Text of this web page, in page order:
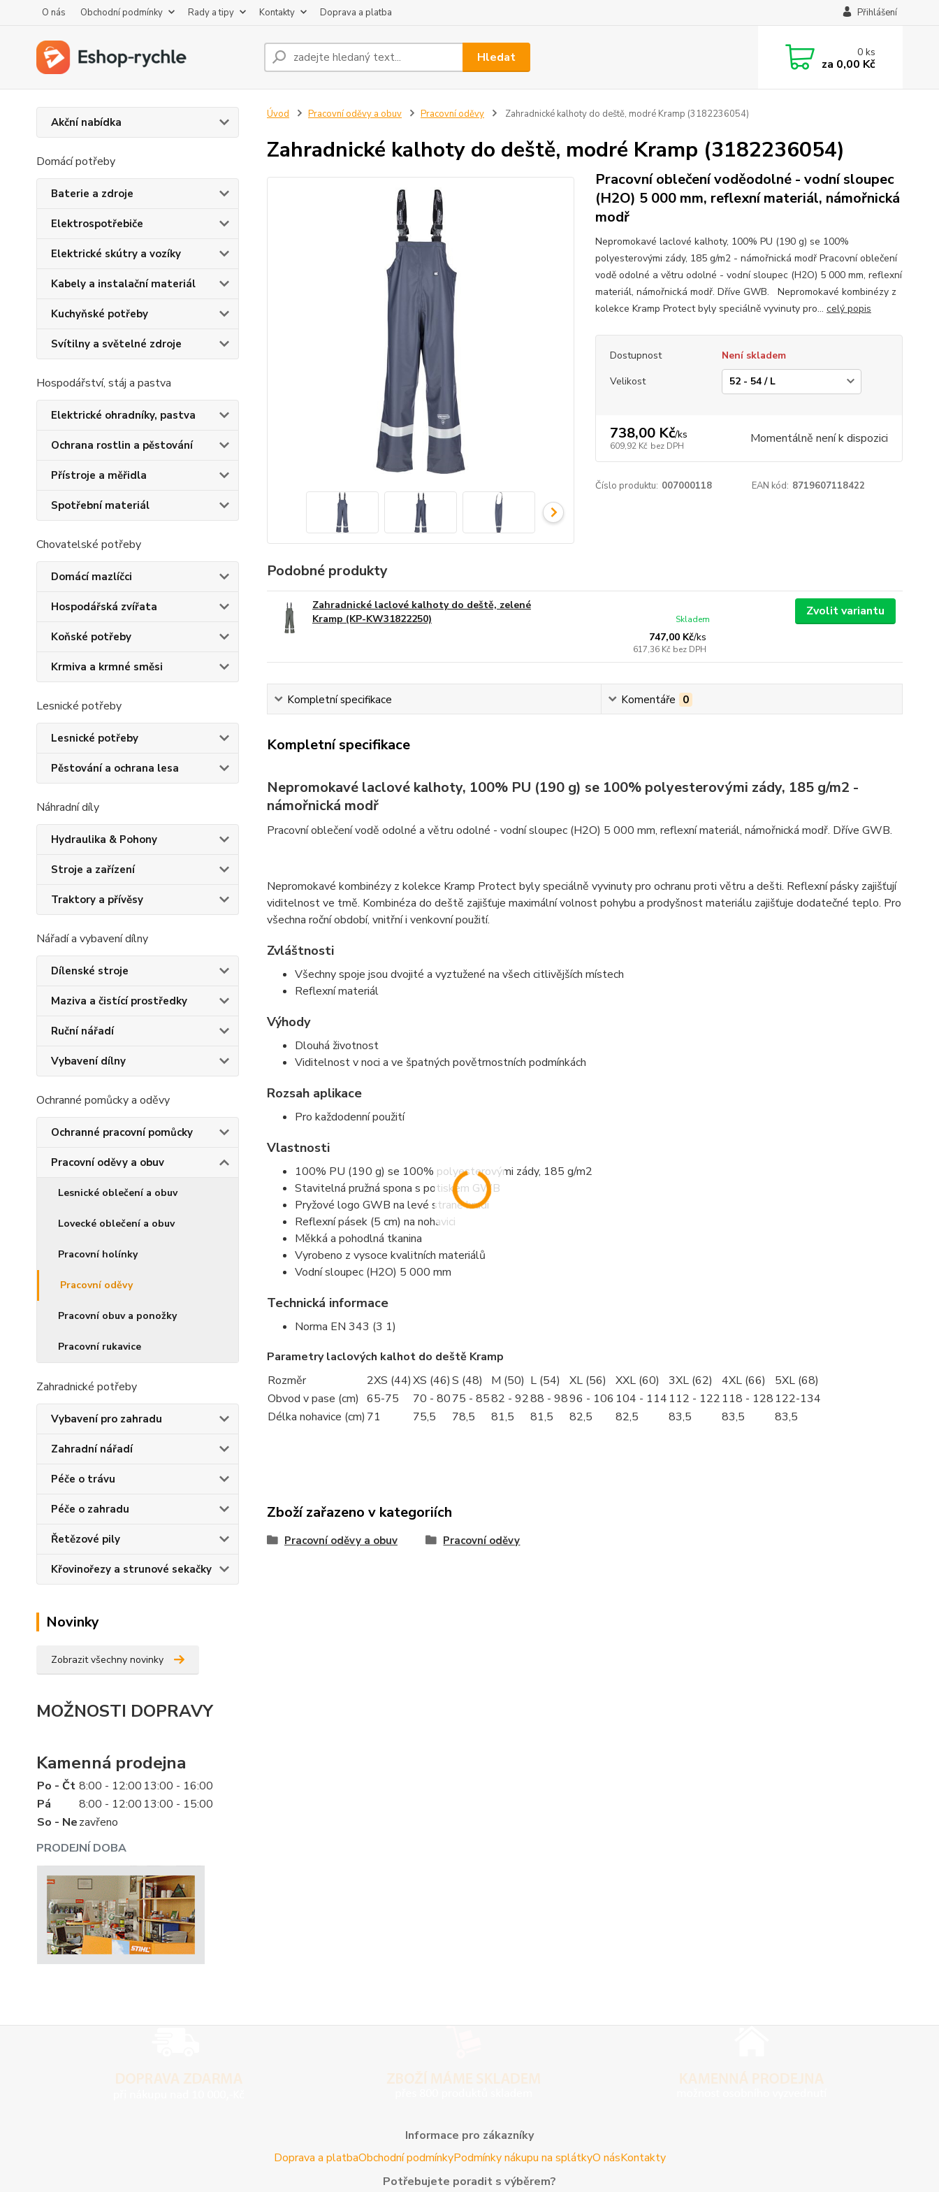
O nás Obchodní podmínky Rady a tipy Kontakty Doprava a platba Přihlášení
Hledat 0ks
za 0,00 Kč
Akční nabídka
Domácí potřeby
Baterie a zdroje
Elektrospotřebiče
Elektrické skútry a vozíky
Kabely a instalační materiál
Kuchyňské potřeby
Svítilny a světelné zdroje
Hospodářství, stáj a pastva
Elektrické ohradníky, pastva
Ochrana rostlin a pěstování
Přístroje a měřidla
Spotřební materiál
Chovatelské potřeby
Domácí mazlíčci
Hospodářská zvířata
Koňské potřeby
Krmiva a krmné směsi
Lesnické potřeby
Lesnické potřeby
Pěstování a ochrana lesa
Náhradní díly
Hydraulika & Pohony
Stroje a zařízení
Traktory a přívěsy
Nářadí a vybavení dílny
Dílenské stroje
Maziva a čistící prostředky
Ruční nářadí
Vybavení dílny
Ochranné pomůcky a oděvy
Ochranné pracovní pomůcky
Pracovní oděvy a obuv
Lesnické oblečení a obuv
Lovecké oblečení a obuv
Pracovní holínky
Pracovní oděvy
Pracovní obuv a ponožky
Pracovní rukavice
Zahradnické potřeby
Vybavení pro zahradu
Zahradní nářadí
Péče o trávu
Péče o zahradu
Řetězové pily
Křovinořezy a strunové sekačky
Novinky
Zobrazit všechny novinky
MOŽNOSTI DOPRAVY
Kamenná prodejna
PRODEJNÍ DOBA
Po - Čt 8:00 - 12:00 13:00 - 16:00
Pá
8:00 - 12:00 13:00 - 15:00
So - Nezavřeno
Úvod Pracovní oděvy a obuv Pracovní oděvy Zahradnické kalhoty do deště, modré Kramp (3182236054)
Zahradnické kalhoty do deště, modré Kramp (3182236054)
Pracovní oblečení voděodolné - vodní sloupec
(H2O) 5 000 mm, reflexní materiál, námořnická
modř
Nepromokavé laclové kalhoty, 100% PU (190 g) se 100%
polyesterovými zády, 185 g/m2 - námořnická modř Pracovní oblečení
vodě odolné a větru odolné - vodní sloupec (H2O) 5 000 mm, reflexní
materiál, námořnická modř. Dříve GWB. Nepromokavé kombinézy z
kolekce Kramp Protect byly speciálně vyvinuty pro... celý popis
Dostupnost
Není skladem
Velikost
738,00 Kč/ks
609,92 Kč bez DPH Momentálně není k dispozici
Číslo produktu: 007000118 EAN kód: 8719607118422
Podobné produkty
Zahradnické laclové kalhoty do deště, zelené
Kramp (KP-KW31822250)
747,00 Kč/ks
617,36 Kč bez DPH
Skladem
Zvolit variantu
Kompletní specifikace Komentáře 0
Kompletní specifikace
Nepromokavé laclové kalhoty, 100% PU (190 g) se 100% polyesterovými zády, 185 g/m2 -
námořnická modř
Pracovní oblečení vodě odolné a větru odolné - vodní sloupec (H2O) 5 000 mm, reflexní materiál, námořnická modř. Dříve GWB.
Nepromokavé kombinézy z kolekce Kramp Protect byly speciálně vyvinuty pro ochranu proti větru a dešti. Reflexní pásky zajišťují
viditelnost ve tmě. Kombinéza do deště zajišťuje maximální volnost pohybu a prodyšnost materiálu zajišťuje dodatečné teplo. Pro
všechna roční období, vnitřní i venkovní použití.
Zvláštnosti
Všechny spoje jsou dvojité a vyztužené na všech citlivějších místech
Reflexní materiál
Výhody
Dlouhá životnost
Viditelnost v noci a ve špatných povětrnostních podmínkách
Rozsah aplikace
Pro každodenní použití
Vlastnosti
100% PU (190 g) se 100% polyesterovými zády, 185 g/m2
Stavitelná pružná spona s potiskem GWB
Pryžové logo GWB na levé straně hrudi
Reflexní pásek (5 cm) na nohavici
Měkká a pohodlná tkanina
Vyrobeno z vysoce kvalitních materiálů
Vodní sloupec (H2O) 5 000 mm
Technická informace
Norma EN 343 (3 1)
Parametry laclových kalhot do deště Kramp
Rozměr
2XS (44)XS (46)S (48) M (50) L (54) XL (56) XXL (60) 3XL (62) 4XL (66)
5XL (68)
Obvod v pase (cm) 65-75 70 - 8075 - 8582 - 9288 - 9896 - 106 104 - 114 112 - 122 118 - 128 122-134
Délka nohavice (cm) 71 75,5 78,5 81,5 81,5 82,5 82,5 83,5 83,5 83,5
Zboží zařazeno v kategoriích
Pracovní oděvy a obuv Pracovní oděvy
Informace pro zákazníky
Doprava a platbaObchodní podmínkyPodmínky nákupu na splátkyO násKontakty
Potřebujete poradit s výběrem?